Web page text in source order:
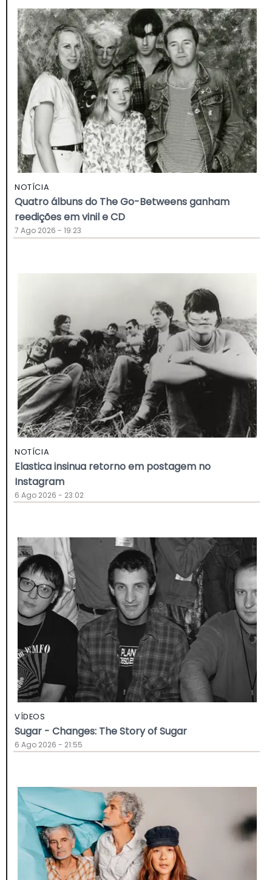
NOTÍCIA
Quatro álbuns do The Go-Betweens ganham
reedições em vinil e CD
7 Ago 2026 - 19:23
NOTÍCIA
Elastica insinua retorno em postagem no
Instagram
6 Ago 2026 - 23:02
VÍDEOS
Sugar - Changes: The Story of Sugar
6 Ago 2026 - 21:55